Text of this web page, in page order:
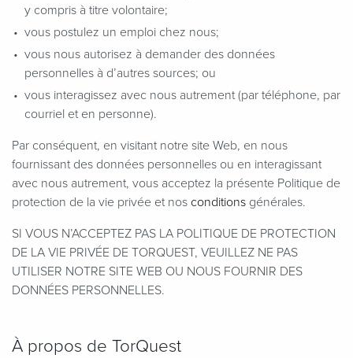
y compris à titre volontaire;
vous postulez un emploi chez nous;
vous nous autorisez à demander des données
personnelles à d’autres sources; ou
vous interagissez avec nous autrement (par téléphone, par
courriel et en personne).
Par conséquent, en visitant notre site Web, en nous
fournissant des données personnelles ou en interagissant
avec nous autrement, vous acceptez la présente Politique de
protection de la vie privée et nos conditions générales.
SI VOUS N’ACCEPTEZ PAS LA POLITIQUE DE PROTECTION
DE LA VIE PRIVÉE DE TORQUEST, VEUILLEZ NE PAS
UTILISER NOTRE SITE WEB OU NOUS FOURNIR DES
DONNÉES PERSONNELLES.
À propos de TorQuest